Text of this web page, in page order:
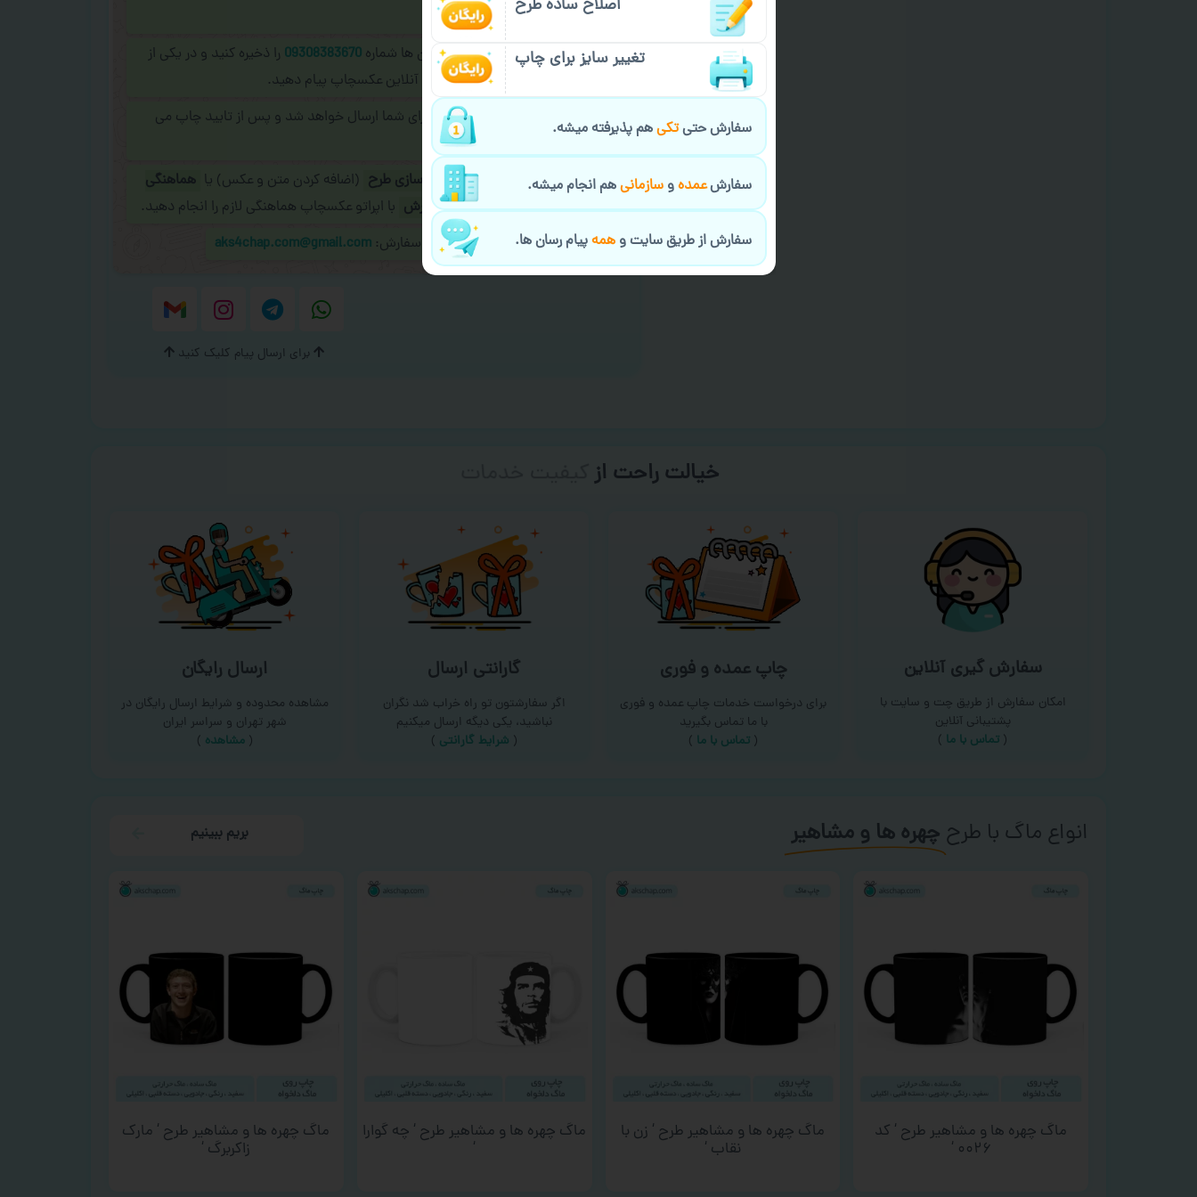
فرمایید.
برای ارسال پیام در پیام رسان ها شماره 09308383670 را ذخیره کنید و در یکی از
پیام رسان های زیر به اپراتور آنلاین عکسچاپ پیام دهید.
طراحی نهایی قبل از چاپ برای شما ارسال خواهد شد و پس از تایید چاپ می
در صورت نیاز به سفارشی سازی طرح (اضافه کردن متن و عکس) یا هماهنگی
ارسال و یا کادو کردن سفارش با اپراتو عکسچاپ هماهنگی لازم را انجام دهید.
ایمیل جهت ثبت یا پیگیری سفارش: aks4chap.com@gmail.com
برای ارسال پیام کلیک کنید
خیالت راحت از
سفارش گیری آنلاین
امکان سفارش از طریق چت و سایت با
پشتیبانی آنلاین
( تماس با ما‌ )
چاپ عمده و فوری
برای درخواست خدمات چاپ عمده و فوری
با ما تماس بگیرید
( تماس با ما )
گارانتی ارسال
اگر سفارشتون تو راه خراب شد نگران
نباشید، یکی دیگه ارسال میکنیم
( شرایط گارانتی )
ارسال رایگان
مشاهده محدوده و شرایط ارسال رایگان در
شهر تهران و سراسر ایران
(مشاهده )
انواع ماگ با طرح چهره ها و مشاهیر بریم ببینیم
ماگ چهره ها و مشاهیر طرح ‘ کد
۰۰۲۶ ‘
ماگ چهره ها و مشاهیر طرح ‘ زن با
نقاب ‘
ماگ چهره ها و مشاهیر طرح ‘ چه گوارا
‘
ماگ چهره ها و مشاهیر طرح ‘ مارک
زاکربرگ ‘
اصلاح ساده طرح
تغییر سایز برای چاپ
سفارش حتیتکیهم پذیرفته میشه.
سفارشعمدهوسازمانیهم انجام میشه.
سفارش از طریق سایت وهمهپیام رسان ها.